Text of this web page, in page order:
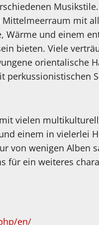
mit
Wärme und einem
bieten. Viele
orientalische
vielen
einem in vielerlei
von wenigen Alben
für ein weiteres
en/